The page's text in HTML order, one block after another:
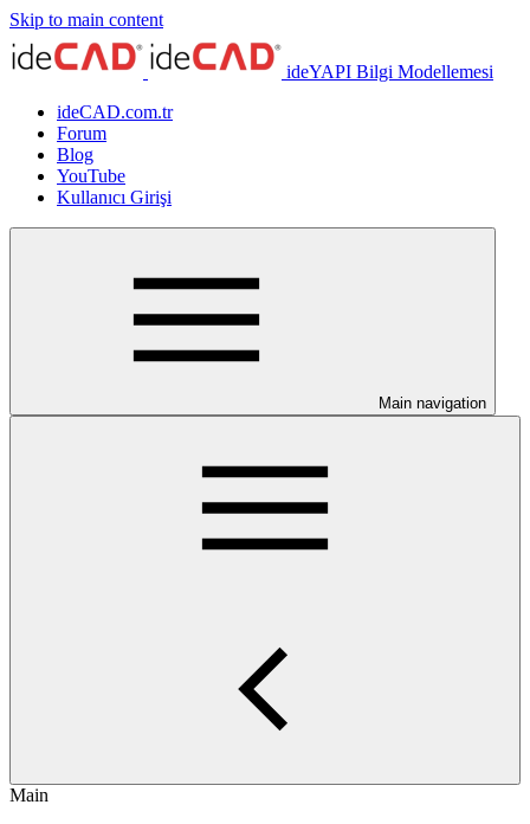
Skip to main content
ideYAPI Bilgi Modellemesi
ideCAD.com.tr
Forum
Blog
YouTube
Kullanıcı Girişi
Main navigation
Main